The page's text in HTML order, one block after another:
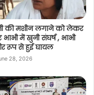
की मशीन लगाने को लेकर
भाभी में खुनी संघर्ष , भाभी
रूप से हुई घायल
28, 2026